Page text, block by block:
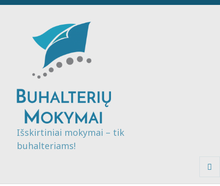
Išskirtiniai mokymai – tik
buhalteriams!